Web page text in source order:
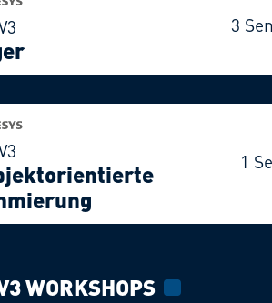
3
1
WORKSHOPS